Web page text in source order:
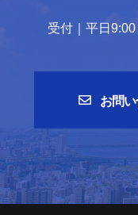
受付｜平日9:00
お問